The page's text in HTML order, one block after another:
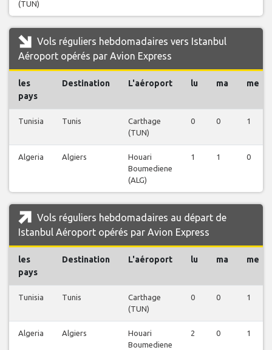
(TUN)
Vols réguliers hebdomadaires vers Istanbul
Aéroport opérés par Avion Express
les
pays
Destination L'aéroport lu ma me
Tunisia Tunis
Carthage
(TUN)
0 0 1
Algeria Algiers
Houari
Boumediene
(ALG)
1 1 0
Vols réguliers hebdomadaires au départ de
Istanbul Aéroport opérés par Avion Express
les
pays
Destination L'aéroport lu ma me
Tunisia Tunis
Carthage
(TUN)
0 0 1
Algeria Algiers
Houari
Boumediene
2 0 1